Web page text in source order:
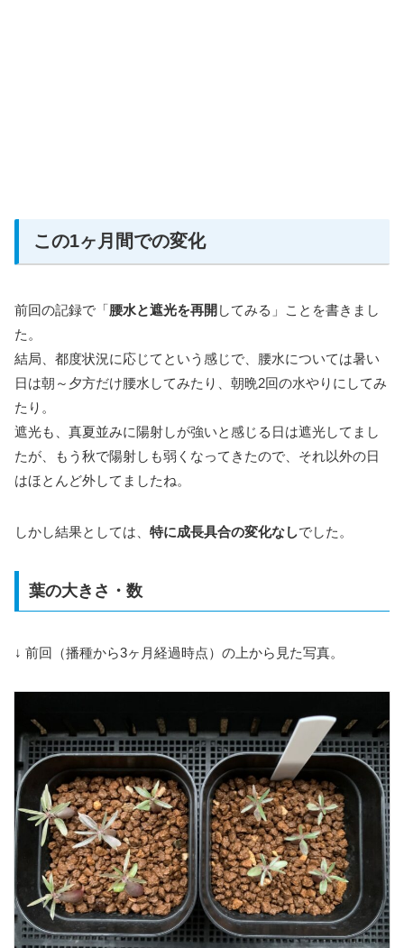
この1ヶ月間での変化
前回の記録で「腰水と遮光を再開 してみる」ことを書きまし
た。
結局、都度状況に応じてという感じで、腰水については暑い
日は朝～夕方だけ腰水してみたり、朝晩2回の水やりにしてみ
たり。
遮光も、真夏並みに陽射しが強いと感じる日は遮光してまし
たが、もう秋で陽射しも弱くなってきたので、それ以外の日
はほとんど外してましたね。
しかし結果としては、 特に成長具合の変化なしでした。
葉の大きさ・数
↓ 前回（播種から3ヶ月経過時点）の上から見た写真。